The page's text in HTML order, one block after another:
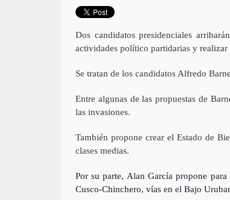
Dos candidatos presidenciales
actividades político partidarias y
Se tratan de los candidatos Alfredo
Entre algunas de las propuestas de
las invasiones.
También propone crear el Estado de
clases medias.
Por su parte, Alan García propone
Cusco-Chinchero, vías en el Bajo